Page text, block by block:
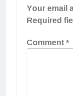
Your email
Required
Comment*